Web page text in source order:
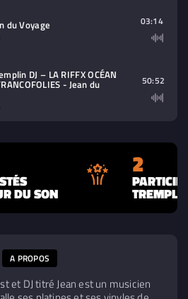
du Voyage 03:14
DJ – LA RIFFX OCÉAN
- Jean du 50:52
DU SON
2
A PROPOS
et DJ titré Jean est un musicien